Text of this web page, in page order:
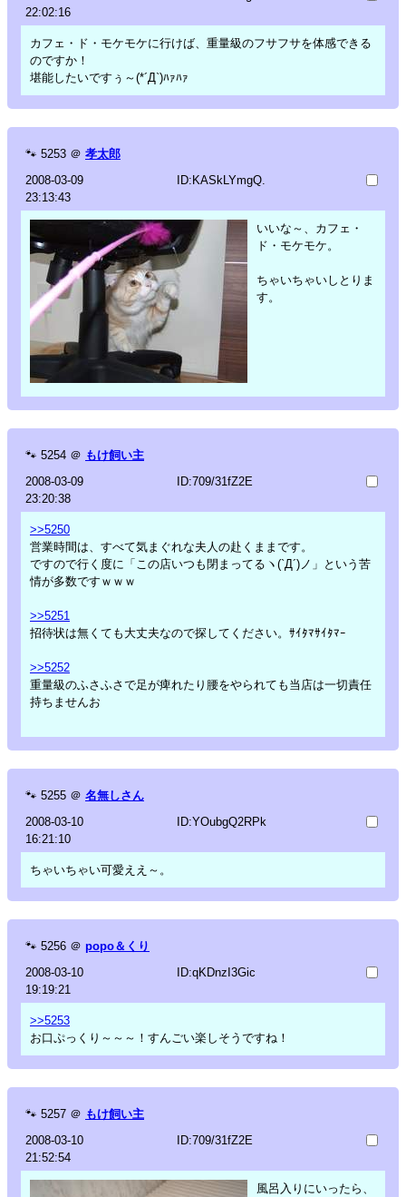
22:02:16
カフェ・ド・モケモケに行けば、重量級のフサフサを体感できる
のですか！
堪能したいですぅ～(*´Д`)ﾊｧﾊｧ
🐾 5253 ＠ 孝太郎
2008-03-09
23:13:43
ID:KASkLYmgQ.
いいな～、カフェ・
ド・モケモケ。
ちゃいちゃいしとりま
す。
🐾 5254 ＠ もけ飼い主
2008-03-09
23:20:38
ID:709/31fZ2E
>>5250
営業時間は、すべて気まぐれな夫人の赴くままです。
ですので行く度に「この店いつも閉まってるヽ(`Д´)ノ」という苦
情が多数ですｗｗｗ
>>5251
招待状は無くても大丈夫なので探してください。ｻｲﾀﾏｻｲﾀﾏｰ
>>5252
重量級のふさふさで足が痺れたり腰をやられても当店は一切責任
持ちませんお
🐾 5255 ＠ 名無しさん
2008-03-10
16:21:10
ID:YOubgQ2RPk
ちゃいちゃい可愛ええ～。
🐾 5256 ＠ popo＆くり
2008-03-10
19:19:21
ID:qKDnzI3Gic
>>5253
お口ぷっくり～～～！すんごい楽しそうですね！
🐾 5257 ＠ もけ飼い主
2008-03-10
21:52:54
ID:709/31fZ2E
風呂入りにいったら、